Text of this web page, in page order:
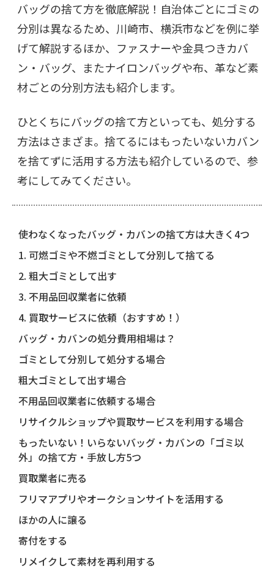
バッグの捨て方を徹底解説！自治体ごとにゴミの
分別は異なるため、川崎市、横浜市などを例に挙
げて解説するほか、ファスナーや金具つきカバ
ン・バッグ、またナイロンバッグや布、革など素
材ごとの分別方法も紹介します。
ひとくちにバッグの捨て方といっても、処分する
方法はさまざま。捨てるにはもったいないカバン
を捨てずに活用する方法も紹介しているので、参
考にしてみてください。
使わなくなったバッグ・カバンの捨て方は大きく4つ
1. 可燃ゴミや不燃ゴミとして分別して捨てる
2. 粗大ゴミとして出す
3. 不用品回収業者に依頼
4. 買取サービスに依頼（おすすめ！）
バッグ・カバンの処分費用相場は？
ゴミとして分別して処分する場合
粗大ゴミとして出す場合
不用品回収業者に依頼する場合
リサイクルショップや買取サービスを利用する場合
もったいない！いらないバッグ・カバンの「ゴミ以
外」の捨て方・手放し方5つ
買取業者に売る
フリマアプリやオークションサイトを活用する
ほかの人に譲る
寄付をする
リメイクして素材を再利用する